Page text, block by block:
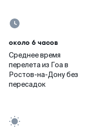
около 6 часов
Среднее время
перелета из Гоа в
Ростов-на-Дону без
пересадок